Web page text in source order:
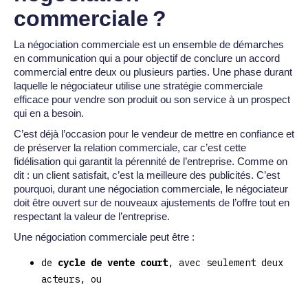
commerciale ?
La négociation commerciale est un ensemble de démarches
en communication qui a pour objectif de conclure un accord
commercial entre deux ou plusieurs parties. Une phase durant
laquelle le négociateur utilise une stratégie commerciale
efficace pour vendre son produit ou son service à un prospect
qui en a besoin.
C’est déjà l’occasion pour le vendeur de mettre en confiance et
de préserver la relation commerciale, car c’est cette
fidélisation qui garantit la pérennité de l’entreprise. Comme on
dit : un client satisfait, c’est la meilleure des publicités. C’est
pourquoi, durant une négociation commerciale, le négociateur
doit être ouvert sur de nouveaux ajustements de l’offre tout en
respectant la valeur de l’entreprise.
Une négociation commerciale peut être :
de cycle de vente court, avec seulement deux
acteurs, ou